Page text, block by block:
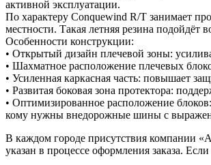
активной эксплуатации.
По характеру Conquewind R/T занимает
местности. Такая летняя резина подойдёт
Особенности конструкции:
• Открытый дизайн плечевой зоны:
• Шахматное расположение плечевых
• Усиленная каркасная часть: повышает
• Развитая боковая зона протектора:
• Оптимизированное расположение
кому нужны внедорожные шины с
В каждом городе присутствия компании
указан в процессе оформления заказа.